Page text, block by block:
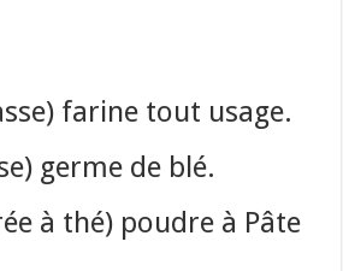
farine tout usage.
germe de blé.
à thé) poudre à Pâte